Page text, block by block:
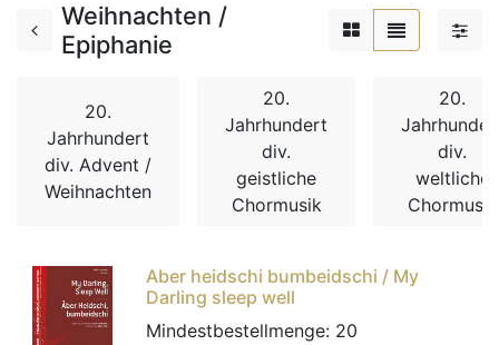
Weihnachten /
Epiphanie
20.
Jahrhundert
div. Advent /
Weihnachten
20.
Jahrhundert
div.
geistliche
Chormusik
20.
div.
weltliche
Chormusik
Aber heidschi bumbeidschi / My
Darling sleep well
Mindestbestellmenge: 20